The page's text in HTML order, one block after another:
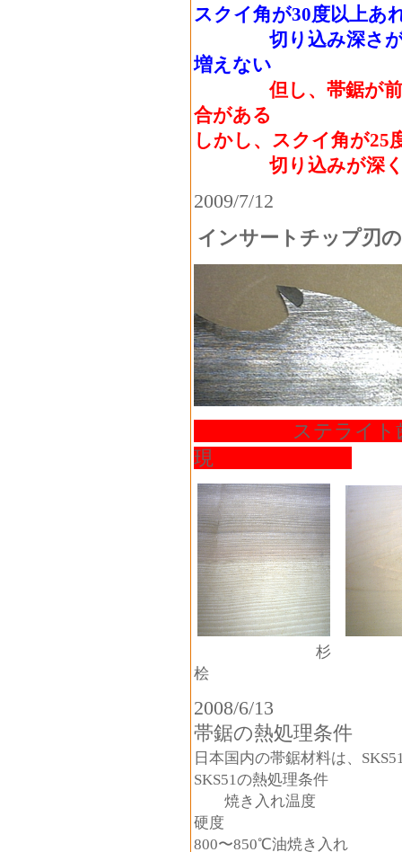
スクイ角が30度以上あ
切り込み深さが0.8
増えない
但し、帯鋸が前方
合がある
しかし、スクイ角が25
切り込みが深くな
2009/7/12
インサートチップ刃の
ステライト歯で
現
桧
2008/6/13
帯鋸の熱処理条件
日本国内の帯鋸材料は、
SKS51の熱処理条件
焼き入れ温
硬度
800〜850℃油焼き入